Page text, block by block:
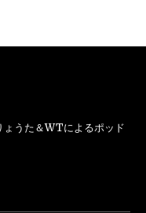
ょうた＆WTによるポッド